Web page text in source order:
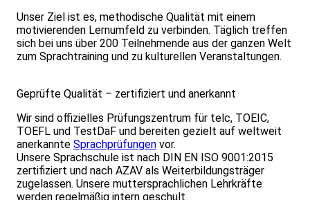
Unser Ziel ist es, methodische Qualität mit einem
motivierenden Lernumfeld zu verbinden. Täglich treffen
sich bei uns über 200 Teilnehmende aus der ganzen Welt
zum Sprachtraining und zu kulturellen Veranstaltungen.
Geprüfte Qualität – zertifiziert und anerkannt
Wir sind offizielles Prüfungszentrum für telc, TOEIC,
TOEFL und TestDaF und bereiten gezielt auf weltweit
anerkannte Sprachprüfungen vor.
Unsere Sprachschule ist nach DIN EN ISO 9001:2015
zertifiziert und nach AZAV als Weiterbildungsträger
zugelassen. Unsere muttersprachlichen Lehrkräfte
werden regelmäßig intern geschult.